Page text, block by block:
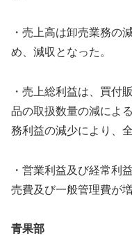
・売上高は卸売業務の
め、減収となった。
・売上総利益は、買付
品の取扱数量の減によ
務利益の減少により、
・営業利益及び経常利
売費及び一般管理費が
青果部